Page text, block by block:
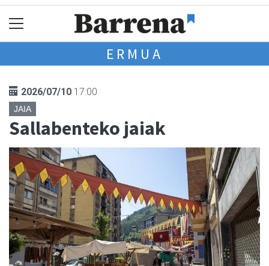
ERMUA
2026/07/10 17:00
JAIA
Sallabenteko jaiak